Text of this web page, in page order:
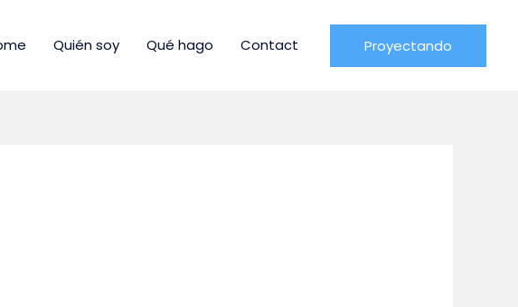
Quién soy Qué hago Contact Proyectando